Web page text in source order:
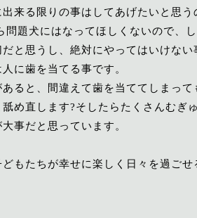
来る限りの事はしてあげたいと思
題犬にはなってほしくないので、
と思うし、絶対にやってはいけな
に歯を当てる事です。
ると、間違えて歯を当ててしまっ
め直します?そしたらたくさんむぎ
事だと思っています。
もたちが幸せに楽しく日々を過ご